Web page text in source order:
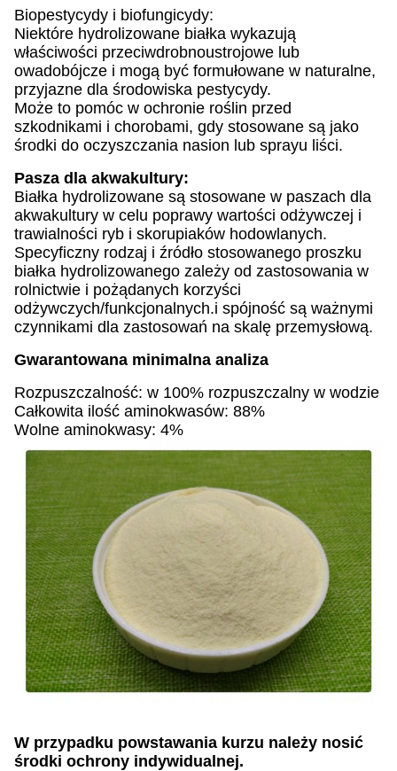
Biopestycydy i biofungicydy:
Niektóre hydrolizowane białka wykazują
właściwości przeciwdrobnoustrojowe lub
owadobójcze i mogą być formułowane w naturalne,
przyjazne dla środowiska pestycydy.
Może to pomóc w ochronie roślin przed
szkodnikami i chorobami, gdy stosowane są jako
środki do oczyszczania nasion lub sprayu liści.
Pasza dla akwakultury:
Białka hydrolizowane są stosowane w paszach dla
akwakultury w celu poprawy wartości odżywczej i
trawialności ryb i skorupiaków hodowlanych.
Specyficzny rodzaj i źródło stosowanego proszku
białka hydrolizowanego zależy od zastosowania w
rolnictwie i pożądanych korzyści
odżywczych/funkcjonalnych.i spójność są ważnymi
czynnikami dla zastosowań na skalę przemysłową.
Gwarantowana minimalna analiza
Rozpuszczalność: w 100% rozpuszczalny w wodzie
Całkowita ilość aminokwasów: 88%
Wolne aminokwasy: 4%
W przypadku powstawania kurzu należy nosić
środki ochrony indywidualnej.